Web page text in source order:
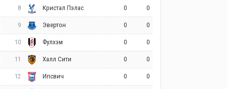
8 Кристал Пэлас 0 0
9 Эвертон 0 0
10 Фулхэм 0 0
11 Халл Сити 0 0
12 Ипсвич 0 0